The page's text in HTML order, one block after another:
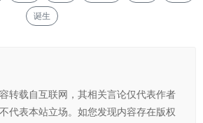
诞生
转载自互联网，其相关言论仅代表作者
代表本站立场。如您发现内容存在版权